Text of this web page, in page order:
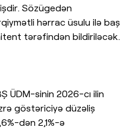
Sözügedən
hərrac üsulu ilə baş
tərəfindən bildiriləcək.
ÜDM-sinin 2026-cı ilin
göstəriciyə düzəliş
dən 2,1%-ə